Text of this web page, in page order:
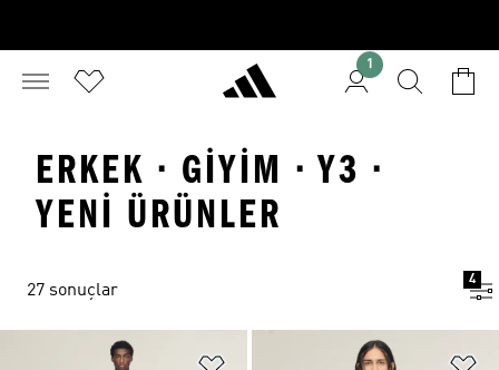
1
ERKEK · GIYIM · Y3 ·
YENI ÜRÜNLER
27 sonuçlar
4
Favori Listesine Ekle